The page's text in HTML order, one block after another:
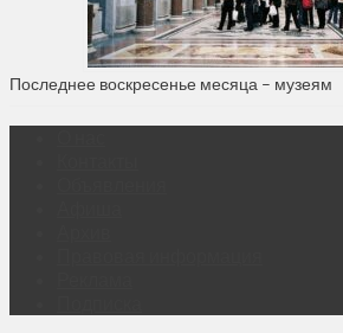
Последнее воскресенье месяца – музеям